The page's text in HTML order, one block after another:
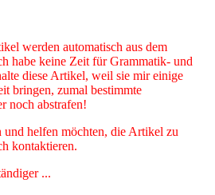
werden automatisch aus dem
habe keine Zeit für Grammatik- und
diese Artikel, weil sie mir einige
bringen, zumal bestimmte
noch abstrafen!
und helfen möchten, die Artikel zu
kontaktieren.
...